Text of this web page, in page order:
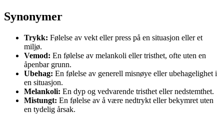
Synonymer
Trykk: Følelse av vekt eller press på en situasjon eller et
miljø.
Vemod: En følelse av melankoli eller tristhet, ofte uten en
åpenbar grunn.
Ubehag: En følelse av generell misnøye eller ubehagelighet i
en situasjon.
Melankoli: En dyp og vedvarende tristhet eller nedstemthet.
Mistungt: En følelse av å være nedtrykt eller bekymret uten
en tydelig årsak.